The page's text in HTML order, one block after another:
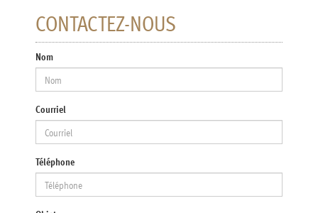
CONTACTEZ-NOUS
Nom
Courriel
Téléphone